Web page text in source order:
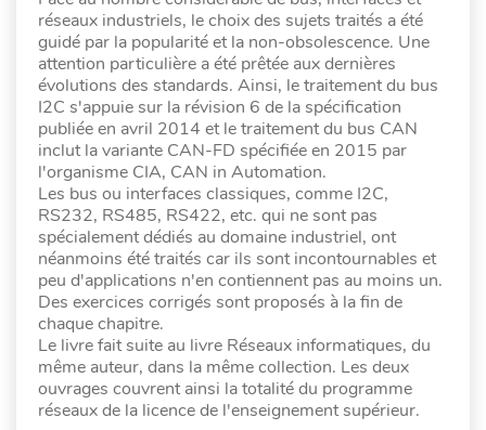
réseaux industriels, le choix des sujets traités a été
guidé par la popularité et la non-obsolescence. Une
attention particulière a été prêtée aux dernières
évolutions des standards. Ainsi, le traitement du bus
I2C s'appuie sur la révision 6 de la spécification
publiée en avril 2014 et le traitement du bus CAN
inclut la variante CAN-FD spécifiée en 2015 par
l'organisme CIA, CAN in Automation.
Les bus ou interfaces classiques, comme I2C,
RS232, RS485, RS422, etc. qui ne sont pas
spécialement dédiés au domaine industriel, ont
néanmoins été traités car ils sont incontournables et
peu d'applications n'en contiennent pas au moins un.
Des exercices corrigés sont proposés à la fin de
chaque chapitre.
Le livre fait suite au livre Réseaux informatiques, du
même auteur, dans la même collection. Les deux
ouvrages couvrent ainsi la totalité du programme
réseaux de la licence de l'enseignement supérieur.